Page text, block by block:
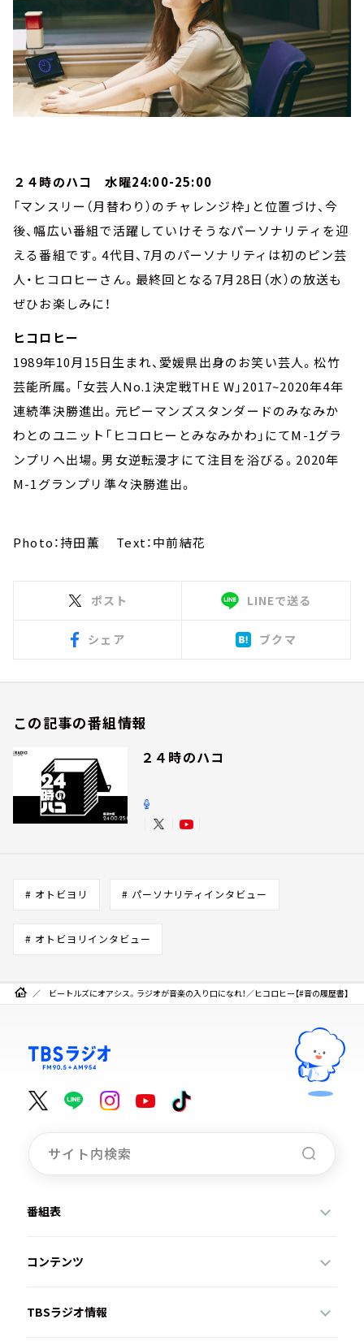
２４時のハコ 水曜24:00-25:00
「マンスリー（月替わり）のチャレンジ枠」と位置づけ、今
後、幅広い番組で活躍していけそうなパーソナリティを迎
える番組です。4代目、7月のパーソナリティは初のピン芸
人・ヒコロヒーさん。最終回となる7月28日（水）の放送も
ぜひお楽しみに！
ヒコロヒー
1989年10月15日生まれ、愛媛県出身のお笑い芸人。松竹
芸能所属。「女芸人No.1決定戦THE W」2017~2020年4年
連続準決勝進出。元ピーマンズスタンダードのみなみか
わとのユニット「ヒコロヒーとみなみかわ」にてM-1グラ
ンプリへ出場。男女逆転漫才にて注目を浴びる。2020年
M-1グランプリ準々決勝進出。
Photo：持田薫 Text：中前結花
ポスト LINEで送る
シェア ブクマ
この記事の番組情報
２４時のハコ
# オトビヨリ # パーソナリティインタビュー
# オトビヨリインタビュー
ビートルズにオアシス。ラジオが音楽の入り口になれ！／ヒコロヒー【#音の履歴書】
番組表
コンテンツ
TBSラジオ情報